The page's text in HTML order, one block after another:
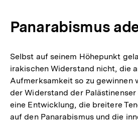
Panarabismus
Selbst auf seinem Höhepunkt
irakischen Widerstand nicht, die
Aufmerksamkeit so zu gewinnen
der Widerstand der
eine Entwicklung, die breitere
auf den Panarabismus und die